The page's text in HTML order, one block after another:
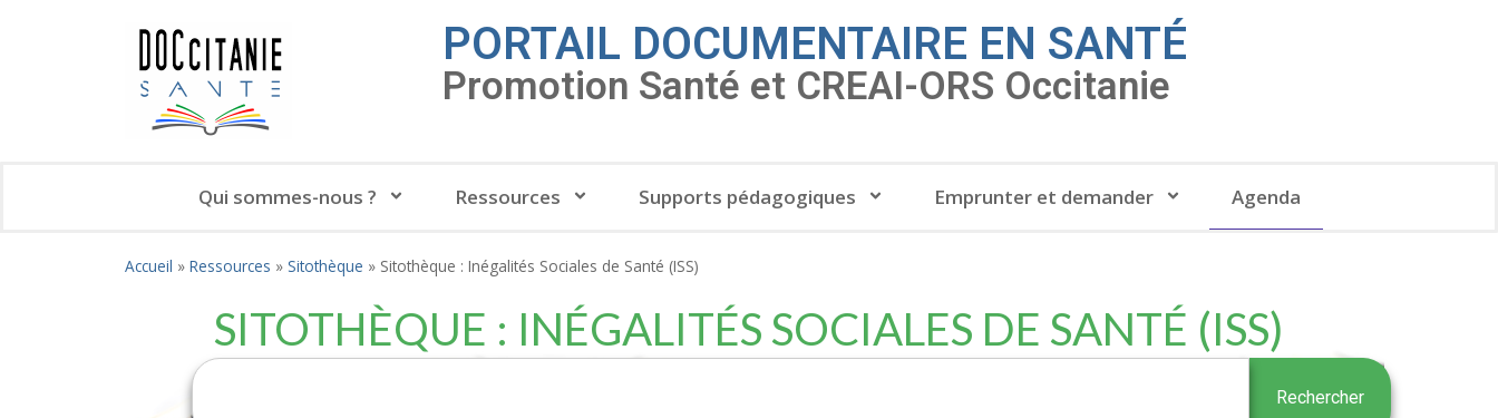
PORTAIL DOCUMENTAIRE EN SANTÉ
Promotion Santé et CREAI-ORS Occitanie
Qui sommes-nous ? Ressources Supports pédagogiques Emprunter et demander Agenda
Accueil » Ressources » Sitothèque » Sitothèque : Inégalités Sociales de Santé (ISS)
SITOTHÈQUE : INÉGALITÉS SOCIALES DE SANTÉ (ISS)
Rechercher